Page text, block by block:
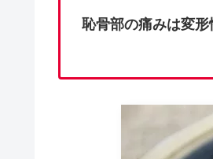
恥骨部の痛みは変形